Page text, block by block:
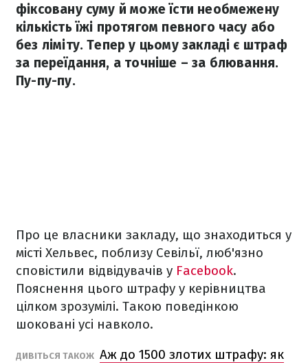
фіксовану суму й може їсти необмежену
кількість їжі протягом певного часу або
без ліміту. Тепер у цьому закладі є штраф
за переїдання, а точніше – за блювання.
Пу-пу-пу.
Про це власники закладу, що знаходиться у
місті Хельвес, поблизу Севільї, люб'язно
сповістили відвідувачів у Facebook.
Пояснення цього штрафу у керівництва
цілком зрозумілі. Такою поведінкою
шоковані усі навколо.
ДИВІТЬСЯ ТАКОЖ Аж до 1500 злотих штрафу: як